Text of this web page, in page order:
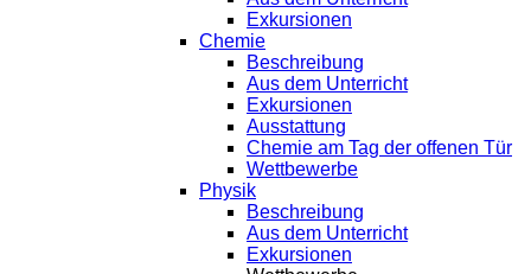
Exkursionen
Chemie
Beschreibung
Aus dem Unterricht
Exkursionen
Ausstattung
Chemie am Tag der offenen Tür
Wettbewerbe
Physik
Beschreibung
Aus dem Unterricht
Exkursionen